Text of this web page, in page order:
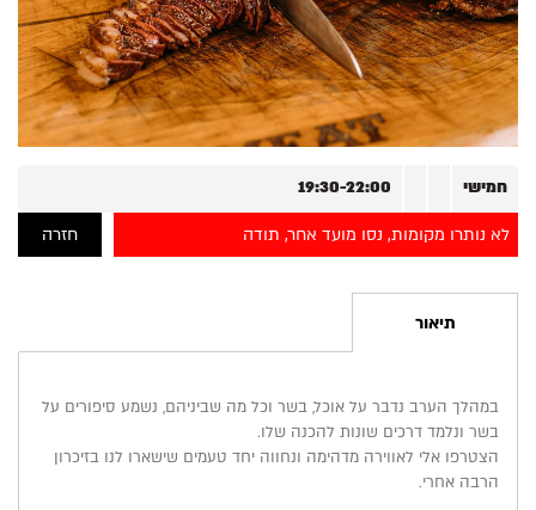
0
₪
חמישי 19:30-22:00
לא נותרו מקומות, נסו מועד אחר, תודה חזרה
תיאור
במהלך הערב נדבר על אוכל, בשר וכל מה שביניהם, נשמע סיפורים על
בשר ונלמד דרכים שונות להכנה שלו.
הצטרפו אלי לאווירה מדהימה ונחווה יחד טעמים שישארו לנו בזיכרון
הרבה אחרי.